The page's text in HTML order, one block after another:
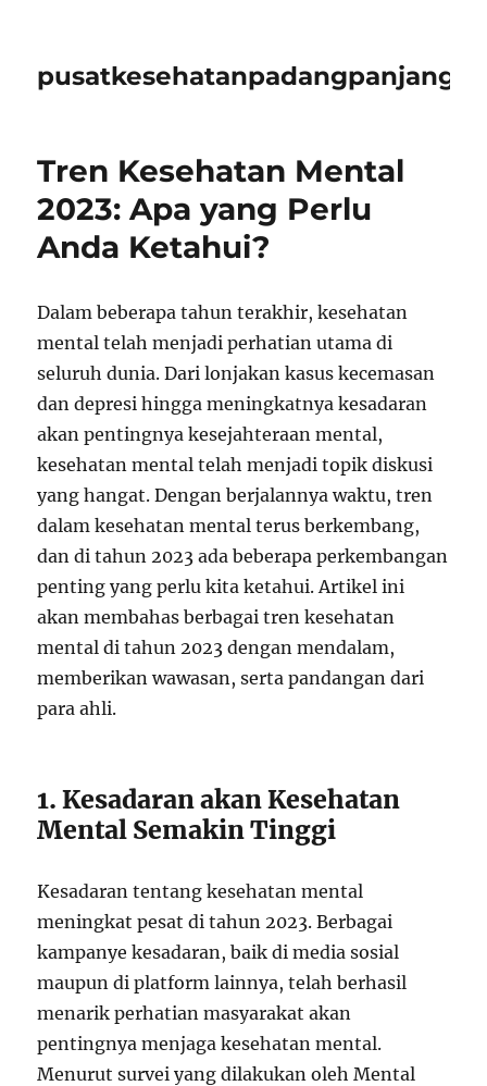
pusatkesehatanpadangpanjangid
Tren Kesehatan Mental
2023: Apa yang Perlu
Anda Ketahui?
Dalam beberapa tahun terakhir, kesehatan
mental telah menjadi perhatian utama di
seluruh dunia. Dari lonjakan kasus kecemasan
dan depresi hingga meningkatnya kesadaran
akan pentingnya kesejahteraan mental,
kesehatan mental telah menjadi topik diskusi
yang hangat. Dengan berjalannya waktu, tren
dalam kesehatan mental terus berkembang,
dan di tahun 2023 ada beberapa perkembangan
penting yang perlu kita ketahui. Artikel ini
akan membahas berbagai tren kesehatan
mental di tahun 2023 dengan mendalam,
memberikan wawasan, serta pandangan dari
para ahli.
1. Kesadaran akan Kesehatan
Mental Semakin Tinggi
Kesadaran tentang kesehatan mental
meningkat pesat di tahun 2023. Berbagai
kampanye kesadaran, baik di media sosial
maupun di platform lainnya, telah berhasil
menarik perhatian masyarakat akan
pentingnya menjaga kesehatan mental.
Menurut survei yang dilakukan oleh Mental